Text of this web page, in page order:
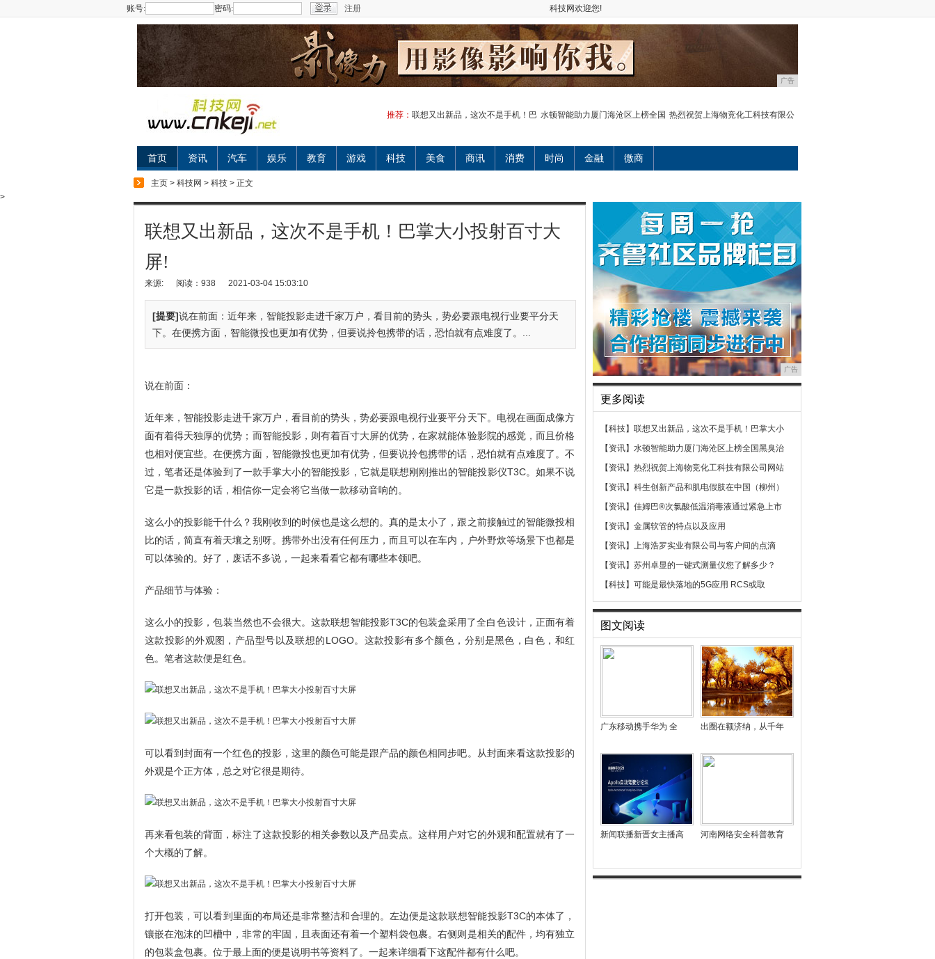
账号: 密码: 注册 科技网欢迎您!
广告
推荐： 联想又出新品，这次不是手机！巴 水顿智能助力厦门海沧区上榜全国 热烈祝贺上海物竞化工科技有限公
首页 资讯 汽车 娱乐 教育 游戏 科技 美食 商讯 消费 时尚 金融 微商
主页 > 科技网 > 科技 > 正文
>
联想又出新品，这次不是手机！巴掌大小投射百寸大
屏!
来源: 阅读：938 2021-03-04 15:03:10
[提要]说在前面：近年来，智能投影走进千家万户，看目前的势头，势必要跟电视行业要平分天
下。在便携方面，智能微投也更加有优势，但要说拎包携带的话，恐怕就有点难度了。...
说在前面：
近年来，智能投影走进千家万户，看目前的势头，势必要跟电视行业要平分天下。电视在画面成像方
面有着得天独厚的优势；而智能投影，则有着百寸大屏的优势，在家就能体验影院的感觉，而且价格
也相对便宜些。在便携方面，智能微投也更加有优势，但要说拎包携带的话，恐怕就有点难度了。不
过，笔者还是体验到了一款手掌大小的智能投影，它就是联想刚刚推出的智能投影仪T3C。如果不说
它是一款投影的话，相信你一定会将它当做一款移动音响的。
这么小的投影能干什么？我刚收到的时候也是这么想的。真的是太小了，跟之前接触过的智能微投相
比的话，简直有着天壤之别呀。携带外出没有任何压力，而且可以在车内，户外野炊等场景下也都是
可以体验的。好了，废话不多说，一起来看看它都有哪些本领吧。
产品细节与体验：
这么小的投影，包装当然也不会很大。这款联想智能投影T3C的包装盒采用了全白色设计，正面有着
这款投影的外观图，产品型号以及联想的LOGO。这款投影有多个颜色，分别是黑色，白色，和红
色。笔者这款便是红色。
可以看到封面有一个红色的投影，这里的颜色可能是跟产品的颜色相同步吧。从封面来看这款投影的
外观是个正方体，总之对它很是期待。
再来看包装的背面，标注了这款投影的相关参数以及产品卖点。这样用户对它的外观和配置就有了一
个大概的了解。
打开包装，可以看到里面的布局还是非常整洁和合理的。左边便是这款联想智能投影T3C的本体了，
镶嵌在泡沫的凹槽中，非常的牢固，且表面还有着一个塑料袋包裹。右侧则是相关的配件，均有独立
的包装盒包裹。位于最上面的便是说明书等资料了。一起来详细看下这配件都有什么吧。
广告
更多阅读
【科技】 联想又出新品，这次不是手机！巴掌大小
【资讯】 水顿智能助力厦门海沧区上榜全国黑臭治
【资讯】 热烈祝贺上海物竞化工科技有限公司网站
【资讯】 科生创新产品和肌电假肢在中国（柳州）
【资讯】 佳姆巴®次氯酸低温消毒液通过紧急上市
【资讯】 金属软管的特点以及应用
【资讯】 上海浩罗实业有限公司与客户间的点滴
【资讯】 苏州卓显的一键式测量仪您了解多少？
【科技】 可能是最快落地的5G应用 RCS或取
图文阅读
广东移动携手华为 全 出圈在额济纳，从千年
新闻联播新晋女主播高 河南网络安全科普教育